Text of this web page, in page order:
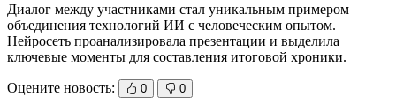
Диалог между участниками стал уникальным примером
объединения технологий ИИ с человеческим опытом.
Нейросеть проанализировала презентации и выделила
ключевые моменты для составления итоговой хроники.
Оцените новость: 0 0